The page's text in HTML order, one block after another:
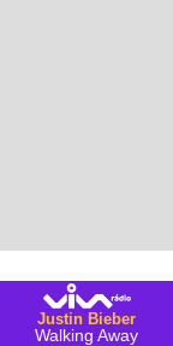
Justin Bieber
Walking Away